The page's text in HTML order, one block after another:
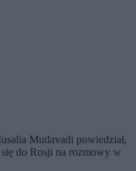
Mudavadi powiedział,
do Rosji na rozmowy w